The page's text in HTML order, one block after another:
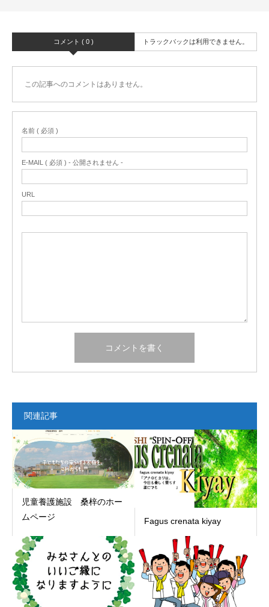
コメント ( 0 ) トラックバックは利用できません。
この記事へのコメントはありません。
名前 ( 必須 )
E-MAIL ( 必須 ) - 公開されません -
URL
関連記事
児童養護施設 桑梓のホー
ムページ
Fagus crenata kiyay